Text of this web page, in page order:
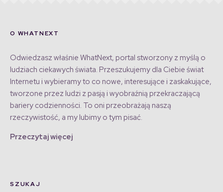
O WHATNEXT
Odwiedzasz właśnie WhatNext, portal stworzony z myślą o
ludziach ciekawych świata. Przeszukujemy dla Ciebie świat
Internetu i wybieramy to co nowe, interesujące i zaskakujące,
tworzone przez ludzi z pasją i wyobraźnią przekraczającą
bariery codzienności. To oni przeobrażają naszą
rzeczywistość, a my lubimy o tym pisać.
Przeczytaj więcej
SZUKAJ